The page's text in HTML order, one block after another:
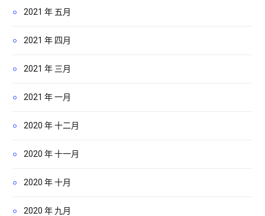
2021 年 五月
2021 年 四月
2021 年 三月
2021 年 一月
2020 年 十二月
2020 年 十一月
2020 年 十月
2020 年 九月